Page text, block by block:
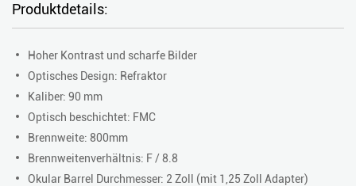
Produktdetails:
Hoher Kontrast und scharfe Bilder
Optisches Design: Refraktor
Kaliber: 90 mm
Optisch beschichtet: FMC
Brennweite: 800mm
Brennweitenverhältnis: F / 8.8
Okular Barrel Durchmesser: 2 Zoll (mit 1,25 Zoll Adapter)